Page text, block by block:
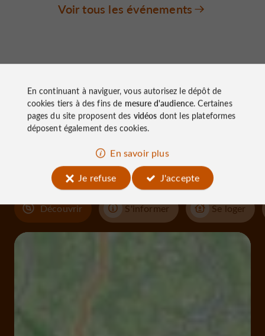
Voir tous les événements
À découvrir
aux
alentours
Découvrir S'informer Se loger
En continuant à naviguer, vous autorisez le dépôt de
cookies tiers à des fins de mesure d'audience. Certaines
pages du site proposent des vidéos dont les plateformes
déposent également des cookies.
En savoir plus
Je refuse
J'accepte